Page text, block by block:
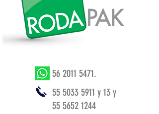
56 2011 5471.
55 5033 5911 y 13 y
55 5652 1244